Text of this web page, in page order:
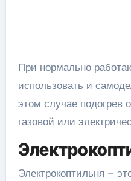
При нормально
использовать и
этом случае подогрев
газовой или
Электрокоптильня –